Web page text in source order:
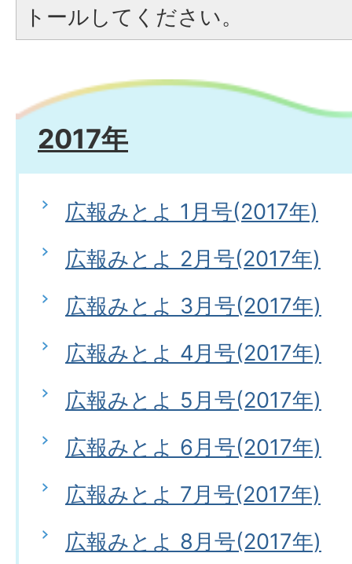
トールしてください。
2017年
広報みとよ 1月号(2017年)
広報みとよ 2月号(2017年)
広報みとよ 3月号(2017年)
広報みとよ 4月号(2017年)
広報みとよ 5月号(2017年)
広報みとよ 6月号(2017年)
広報みとよ 7月号(2017年)
広報みとよ 8月号(2017年)